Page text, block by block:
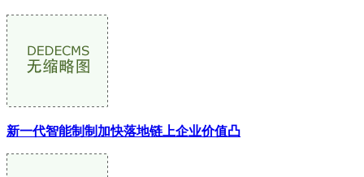
新一代智能制制加快落地链上企业价值凸